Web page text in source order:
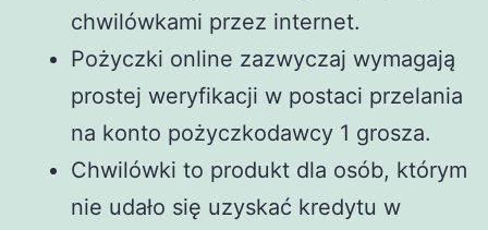
chwilówkami przez internet.
Pożyczki online zazwyczaj wymagają
prostej weryfikacji w postaci przelania
na konto pożyczkodawcy 1 grosza.
Chwilówki to produkt dla osób, którym
nie udało się uzyskać kredytu w